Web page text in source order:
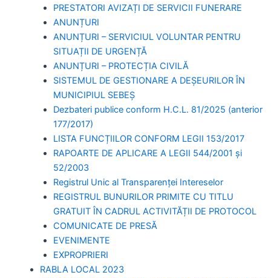
PRESTATORI AVIZAȚI DE SERVICII FUNERARE
ANUNȚURI
ANUNȚURI – SERVICIUL VOLUNTAR PENTRU
SITUAȚII DE URGENȚĂ
ANUNȚURI – PROTECȚIA CIVILĂ
SISTEMUL DE GESTIONARE A DEȘEURILOR ÎN
MUNICIPIUL SEBEȘ
Dezbateri publice conform H.C.L. 81/2025 (anterior
177/2017)
LISTA FUNCȚIILOR CONFORM LEGII 153/2017
RAPOARTE DE APLICARE A LEGII 544/2001 și
52/2003
Registrul Unic al Transparenței Intereselor
REGISTRUL BUNURILOR PRIMITE CU TITLU
GRATUIT ÎN CADRUL ACTIVITĂȚII DE PROTOCOL
COMUNICATE DE PRESĂ
EVENIMENTE
EXPROPRIERI
RABLA LOCAL 2023